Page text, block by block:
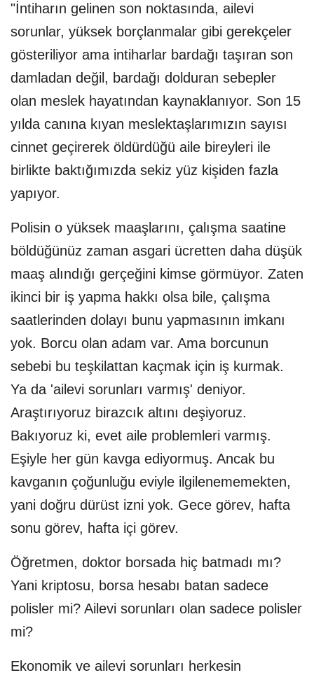
"İntiharın gelinen son noktasında, ailevi
sorunlar, yüksek borçlanmalar gibi gerekçeler
gösteriliyor ama intiharlar bardağı taşıran son
damladan değil, bardağı dolduran sebepler
olan meslek hayatından kaynaklanıyor. Son 15
yılda canına kıyan meslektaşlarımızın sayısı
cinnet geçirerek öldürdüğü aile bireyleri ile
birlikte baktığımızda sekiz yüz kişiden fazla
yapıyor.
Polisin o yüksek maaşlarını, çalışma saatine
böldüğünüz zaman asgari ücretten daha düşük
maaş alındığı gerçeğini kimse görmüyor. Zaten
ikinci bir iş yapma hakkı olsa bile, çalışma
saatlerinden dolayı bunu yapmasının imkanı
yok. Borcu olan adam var. Ama borcunun
sebebi bu teşkilattan kaçmak için iş kurmak.
Ya da 'ailevi sorunları varmış' deniyor.
Araştırıyoruz birazcık altını deşiyoruz.
Bakıyoruz ki, evet aile problemleri varmış.
Eşiyle her gün kavga ediyormuş. Ancak bu
kavganın çoğunluğu eviyle ilgilenememekten,
yani doğru dürüst izni yok. Gece görev, hafta
sonu görev, hafta içi görev.
Öğretmen, doktor borsada hiç batmadı mı?
Yani kriptosu, borsa hesabı batan sadece
polisler mi? Ailevi sorunları olan sadece polisler
mi?
Ekonomik ve ailevi sorunları herkesin